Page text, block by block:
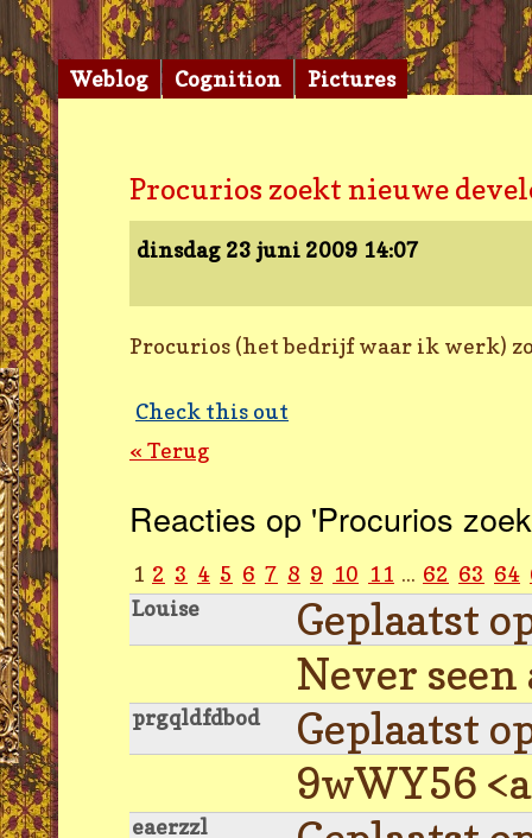
Procurios zoekt nieuwe
dinsdag 23 juni 2009 14:07
Procurios (het bedrijf waar ik werk)
Check this out
« Terug
Reacties op 'Procurios
1 2 3 4 5 6 7 8 9 10 11 ... 62 63 64
Louise
Geplaatst
Never seen
prgqldfdbod
Geplaatst
9wWY56
eaerzzl
Weblog Cognition Pictures